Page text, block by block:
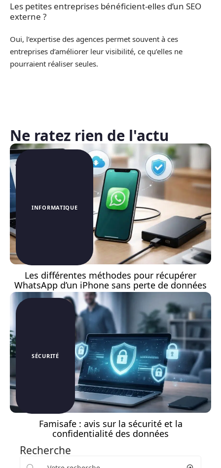
Les petites entreprises bénéficient-elles d’un SEO
externe ?
Oui, l’expertise des agences permet souvent à ces
entreprises d’améliorer leur visibilité, ce qu’elles ne
pourraient réaliser seules.
Ne ratez rien de l'actu
INFORMATIQUE
Les différentes méthodes pour récupérer
WhatsApp d’un iPhone sans perte de données
SÉCURITÉ
Famisafe : avis sur la sécurité et la
confidentialité des données
Recherche